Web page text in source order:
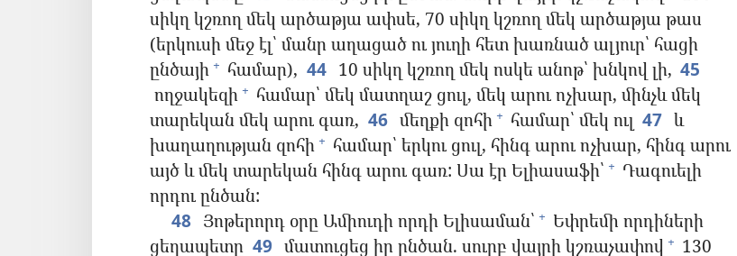
սիկղ կշռող մեկ արծաթյա ափսե, 70 սիկղ կշռող մեկ արծաթյա թաս
(երկուսի մեջ էլ՝ մանր աղացած ու յուղի հետ խառնած ալյուր՝ հացի
ընծայի + համար), 44 10 սիկղ կշռող մեկ ոսկե անոթ՝ խնկով լի, 45
ողջակեզի + համար՝ մեկ մատղաշ ցուլ, մեկ արու ոչխար, մինչև մեկ
տարեկան մեկ արու գառ, 46 մեղքի զոհի + համար՝ մեկ ուլ 47 և
խաղաղության զոհի + համար՝ երկու ցուլ, հինգ արու ոչխար, հինգ արու
այծ և մեկ տարեկան հինգ արու գառ: Սա էր Ելիասաֆի՝ + Դագուելի
որդու ընծան:
48 Յոթերորդ օրը Ամիուդի որդի Ելիսաման՝ + Եփրեմի որդիների
ցեղապետը 49 մատուցեց իր ընծան. սուրբ վայրի կշռաչափով + 130